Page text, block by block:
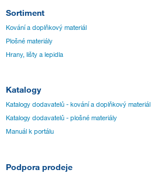
Sortiment
Kování a doplňkový materiál
Plošné materiály
Hrany, lišty a lepidla
Katalogy
Katalogy dodavatelů - kování a doplňkový materiál
Katalogy dodavatelů - plošné materiály
Manuál k portálu
Podpora prodeje